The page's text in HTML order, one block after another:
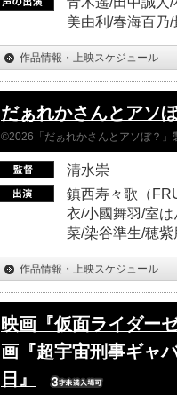
美由利/春海百乃
作品情報・上映スケジュール
だぁれかさんとアソ
©2026「だぁれかさんとアソぼ？」
清水崇
鎮西寿々歌（
衣/小國舞羽/室
菜/染谷準生/穂
作品情報・上映スケジュール
映画『仮面ライダー
画『超宇宙刑事ギャ
日』